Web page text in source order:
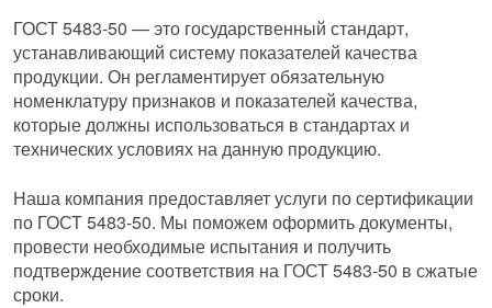
ГОСТ 5483-50 — это государственный стандарт,
устанавливающий систему показателей качества
продукции. Он регламентирует обязательную
номенклатуру признаков и показателей качества,
которые должны использоваться в стандартах и
технических условиях на данную продукцию.
Наша компания предоставляет услуги по сертификации
по ГОСТ 5483-50. Мы поможем оформить документы,
провести необходимые испытания и получить
подтверждение соответствия на ГОСТ 5483-50 в сжатые
сроки.